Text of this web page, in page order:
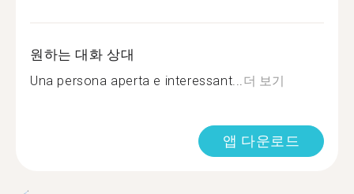
원하는 대화 상대
Una persona aperta e interessant...더 보기
앱 다운로드